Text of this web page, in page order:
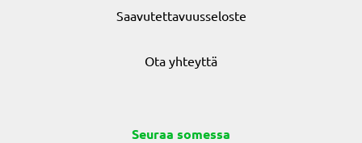
Saavutettavuusseloste
Ota yhteyttä
Seuraa somessa